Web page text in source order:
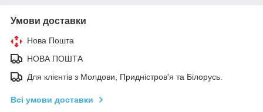
Умови доставки
Нова Пошта
НОВА ПОШТА
Для клієнтів з Молдови, Придністров'я та Білорусь.
Всі умови доставки